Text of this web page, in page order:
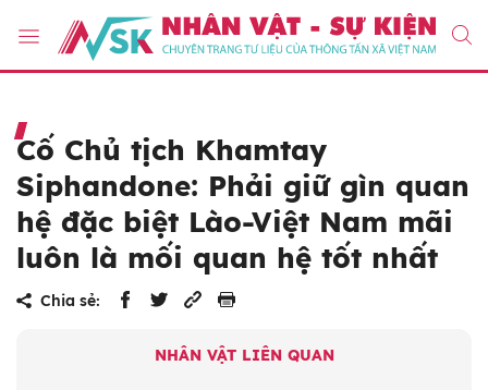
Cố Chủ tịch Khamtay
Siphandone: Phải giữ gìn quan
hệ đặc biệt Lào-Việt Nam mãi
luôn là mối quan hệ tốt nhất
Chia sẻ:
NHÂN VẬT LIÊN QUAN